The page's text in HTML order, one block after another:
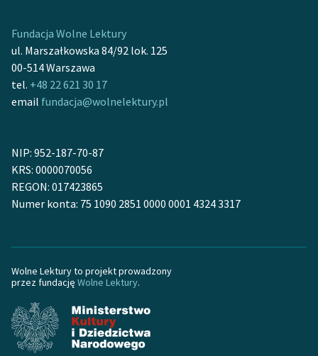
Fundacja Wolne Lektury
ul. Marszałkowska 84/92 lok. 125
00-514 Warszawa
tel. +48 22 621 30 17
email fundacja@wolnelektury.pl
NIP: 952-187-70-87
KRS: 0000070056
REGON: 017423865
Numer konta: 75 1090 2851 0000 0001 4324 3317
Wolne Lektury to projekt prowadzony
przez fundację Wolne Lektury.